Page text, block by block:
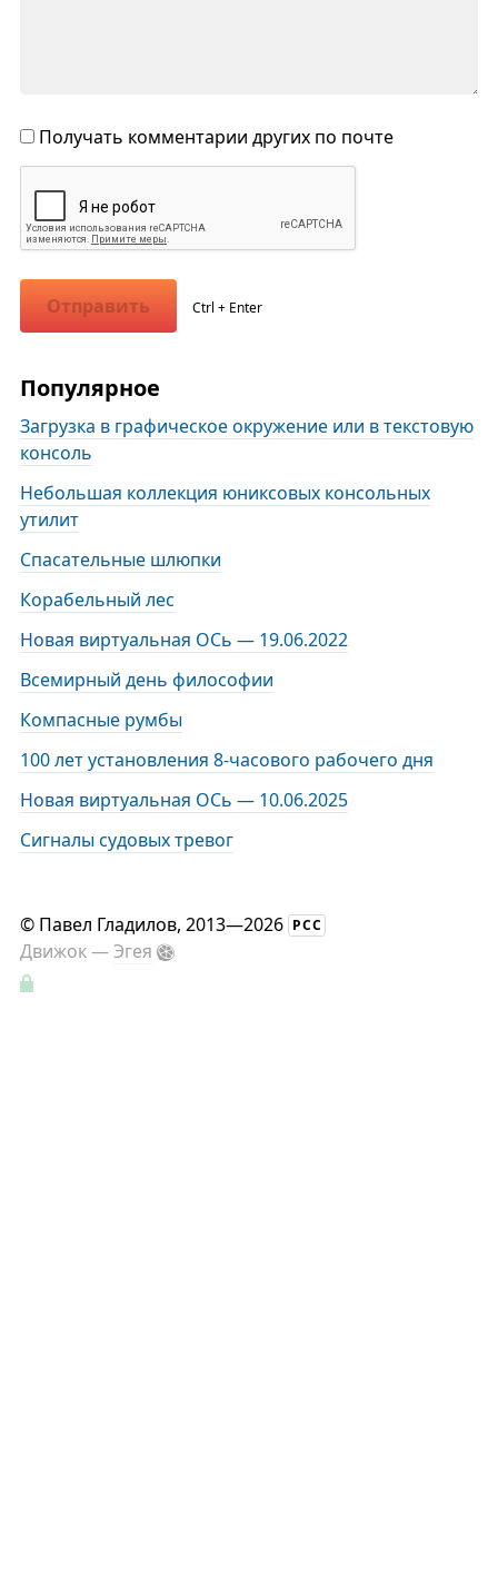
Получать комментарии других по почте
Отправить Ctrl + Enter
Популярное
Загрузка в графическое окружение или в текстовую
консоль
Небольшая коллекция юниксовых консольных
утилит
Спасательные шлюпки
Корабельный лес
Новая виртуальная ОСь — 19.06.2022
Всемирный день философии
Компасные румбы
100 лет установления 8-часового рабочего дня
Новая виртуальная ОСь — 10.06.2025
Сигналы судовых тревог
© Павел Гладилов, 2013—2026 РСС
Движок —Эгея